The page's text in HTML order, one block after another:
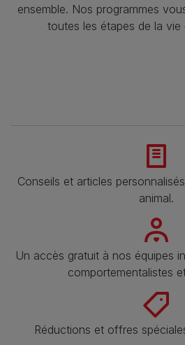
ensemble. Nos programmes
toutes les étapes de la vie
Conseils et articles
animal​.
Un accès gratuit à nos équipes
comportementalistes
Réductions et offres